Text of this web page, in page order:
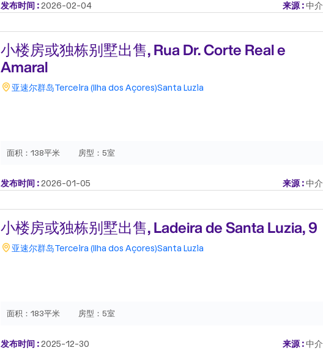
发布时间 :2026-02-04 来源 :中介
小楼房或独栋别墅出售, Rua Dr. Corte Real e
Amaral
亚速尔群岛Terceira (Ilha dos Açores)Santa Luzia
面积：138平米 房型：5室
发布时间 :2026-01-05 来源 :中介
小楼房或独栋别墅出售, Ladeira de Santa Luzia, 9
亚速尔群岛Terceira (Ilha dos Açores)Santa Luzia
面积：183平米 房型：5室
发布时间 :2025-12-30 来源 :中介